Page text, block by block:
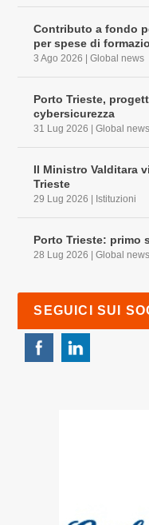
Contributo a fondo
per spese di
3 Ago 2026 |Global news
Porto Trieste,
cybersicurezza
31 Lug 2026 |Global news
Il Ministro Valditara
Trieste
29 Lug 2026 Istituzioni
Porto Trieste: primo
28 Lug 2026 |Global news
SEGUICI SUI